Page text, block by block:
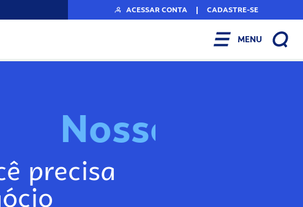
ACESSAR CONTA | CADASTRE-SE
MENU
Noss
precisa